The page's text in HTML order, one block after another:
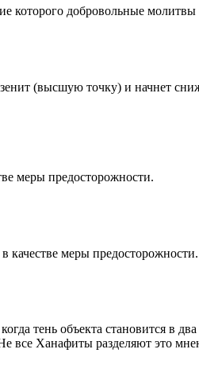
которого добровольные
(высшую точку) и начнет
меры предосторожности.
меры предосторожности.
тень объекта становится в
все Ханафиты разделяют это